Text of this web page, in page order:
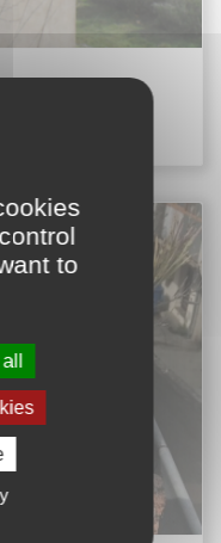
to